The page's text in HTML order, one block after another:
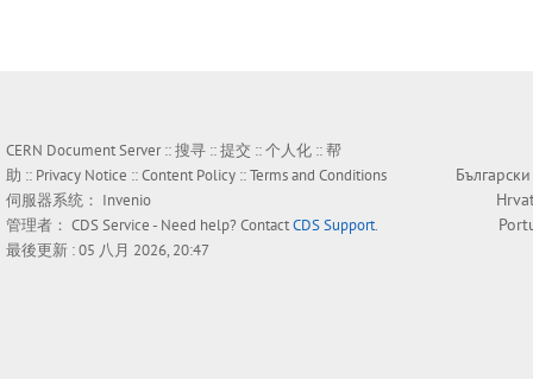
CERN Document Server ::搜寻 ::提交 ::个人化 ::帮
助 :: Privacy Notice ::Content Policy ::Terms and Conditions
伺服器系统： Invenio
管理者： CDS Service- Need help? ContactCDS Support.
最後更新 : 05 八月 2026, 20:47
Български